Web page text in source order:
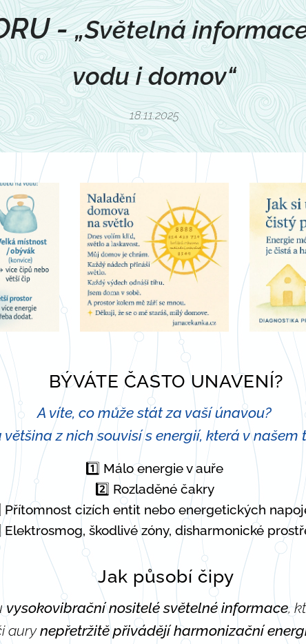
-„Světelná
vodu i domov“
18.11.2025
BÝVÁTE ČASTO UNAVENÍ?
A víte, co může stát za vaší únavou?
z nich souvisí s energií, která v našem
1️⃣ Málo energie v auře
2️⃣ Rozladěné čakry
Přítomnost cizích entit nebo energetických
Elektrosmog, škodlivé zóny, disharmonické
💎Jak působí čipy
vysokovibrační nositelé světelné informace,
aury nepřetržitě přivádějí harmonizační